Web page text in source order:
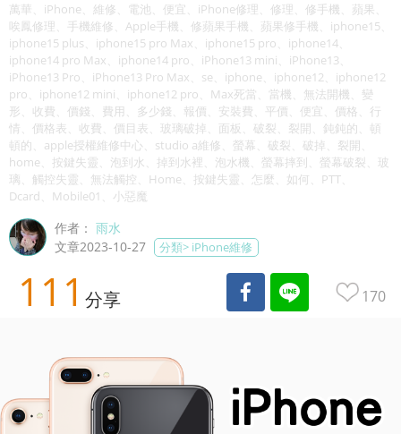
萬華、iPhone、維修、電池、便宜、iPhone修理、修理、修手機、蘋果、
唉鳳修理、手機維修、Apple手機、修蘋果手機、蘋果修手機、iphone15、
iphone15 plus、iphone15 pro Max、iphone15 pro、iphone14、
iphone14 pro Max、iphone14 pro、iPhone13 mini、iPhone13、
iPhone13 Pro、iPhone13 Pro Max、se、iphone、iphone12、iphone12
pro、iphone12 mini、iphone12 pro、Max死當、當機、無法開機、變
形、收費、價錢、費用、多少錢、報價、安裝費、平價、便宜、價格、行
情、價格表、收費、價目表、玻璃破掉、面板、破裂、裂開、鈍鈍的、頓
頓的、apple授權維修中心、studio a維修、螢幕、破裂、破掉、裂開、
home、按鍵失靈、泡到水、掉到水裡、泡水機、螢幕摔到、螢幕破裂、玻
璃、觸控失靈、無法觸控、Home、按鍵失靈、怎麼、如何、PTT、
Dcard、Mobile01、小惡魔
作者：雨水
文章2023-10-27
分類> iPhone維修
111 分享 170